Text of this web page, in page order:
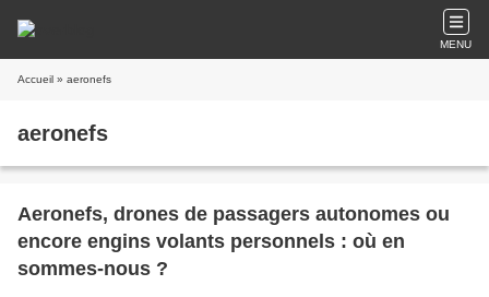
MENU
Accueil » aeronefs
aeronefs
Aeronefs, drones de passagers autonomes ou
encore engins volants personnels : où en
sommes-nous ?